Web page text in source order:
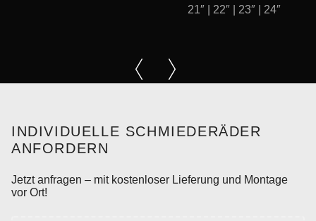
21″ | 22″ | 23″ | 24″
INDIVIDUELLE SCHMIEDERÄDER
ANFORDERN
Jetzt anfragen – mit kostenloser Lieferung und Montage
vor Ort!